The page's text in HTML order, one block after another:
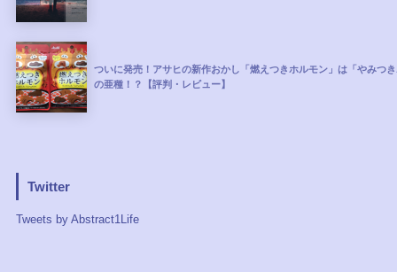
ついに発売！アサヒの新作おかし「燃えつきホルモン」は「やみつ
の亜種！？【評判・レビュー】
Twitter
Tweets by Abstract1Life